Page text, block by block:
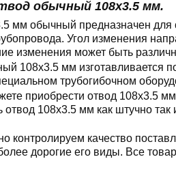
обычный 108x3.5 мм.
мм обычный предназначен для
Угол изменения
изменения может быть
108x3.5 мм изготавливается
трубогибочном
приобрести отвод 108x3.5
отвод 108x3.5 мм как штучно
контролируем качество
дорогие его виды. Все